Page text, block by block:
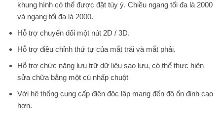
khung hình có thể được đặt tùy ý. Chiều ngang tối đa là 2000
và ngang tối đa là 2000.
Hỗ trợ chuyển đổi một nút 2D / 3D.
Hỗ trợ điều chỉnh thứ tự của mắt trái và mắt phải.
Hỗ trợ chức năng lưu trữ dữ liệu sao lưu, có thể thực hiện
sửa chữa bằng một cú nhấp chuột
Với hệ thống cung cấp điện độc lập mang đến độ ổn định cao
hơn.